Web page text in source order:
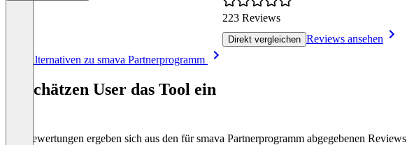
223 Reviews
Direkt vergleichen Reviews ansehen
Alle Alternativen zu smava Partnerprogramm
So schätzen User das Tool ein
Die Bewertungen ergeben sich aus den für smava Partnerprogramm abgegebenen Reviews